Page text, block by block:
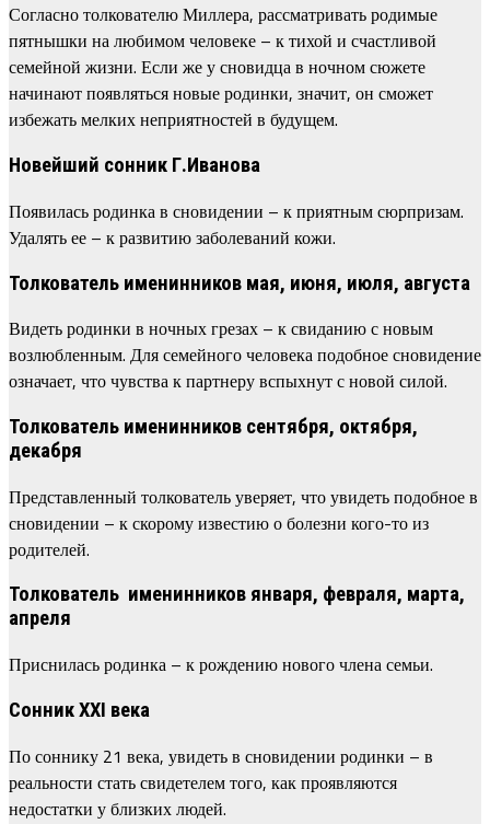
Согласно толкователю Миллера, рассматривать родимые
пятнышки на любимом человеке – к тихой и счастливой
семейной жизни. Если же у сновидца в ночном сюжете
начинают появляться новые родинки, значит, он сможет
избежать мелких неприятностей в будущем.
Новейший сонник Г.Иванова
Появилась родинка в сновидении – к приятным сюрпризам.
Удалять ее – к развитию заболеваний кожи.
Толкователь именинников мая, июня, июля, августа
Видеть родинки в ночных грезах – к свиданию с новым
возлюбленным. Для семейного человека подобное сновидение
означает, что чувства к партнеру вспыхнут с новой силой.
Толкователь именинников сентября, октября,
декабря
Представленный толкователь уверяет, что увидеть подобное в
сновидении – к скорому известию о болезни кого-то из
родителей.
Толкователь именинников января, февраля, марта,
апреля
Приснилась родинка – к рождению нового члена семьи.
Сонник XXI века
По соннику 21 века, увидеть в сновидении родинки – в
реальности стать свидетелем того, как проявляются
недостатки у близких людей.